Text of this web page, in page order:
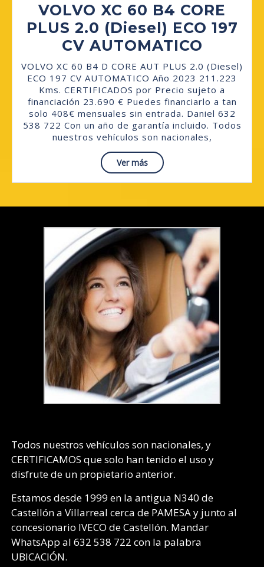
VOLVO XC 60 B4 CORE
PLUS 2.0 (Diesel) ECO 197
CV AUTOMATICO
XC
60
B4
CORE
PLUS
ECO
197
VOLVO XC 60 B4 D CORE AUT PLUS 2.0 (Diesel)
ECO 197 CV AUTOMATICO Año 2023 211.223
Kms. CERTIFICADOS por Precio sujeto a
financiación 23.690 € Puedes financiarlo a tan
solo 408€ mensuales sin entrada. Daniel 632
538 722 Con un año de garantía incluido. Todos
nuestros vehículos son nacionales,
Ver másRead
More
Todos nuestros vehículos son nacionales, y
CERTIFICAMOS que solo han tenido el uso y
disfrute de un propietario anterior.
Estamos desde 1999 en la antigua N340 de
Castellón a Villarreal cerca de PAMESA y junto al
concesionario IVECO de Castellón. Mandar
WhatsApp al 632 538 722 con la palabra
UBICACIÓN.